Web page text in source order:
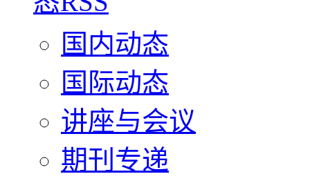
国内动态
国际动态
讲座与会议
期刊专递